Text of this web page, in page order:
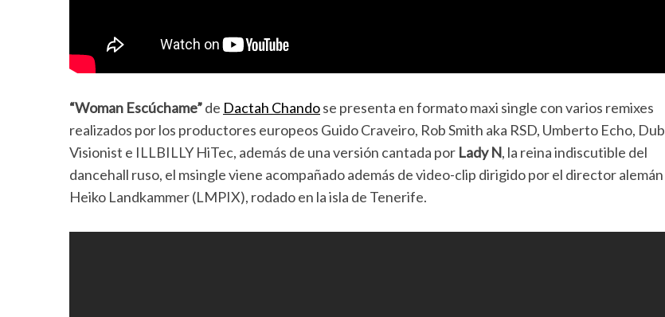
“Woman Escúchame”de Dactah Chandose presenta en formato maxi single con varios remixes
realizados por los productores europeos Guido Craveiro, Rob Smith aka RSD, Umberto Echo, Dub
Visionist e ILLBILLY HiTec, además de una versión cantada por Lady N, la reina indiscutible del
dancehall ruso, el msingle viene acompañado además de video-clip dirigido por el director alemán
Heiko Landkammer (LMPIX), rodado en la isla de Tenerife.